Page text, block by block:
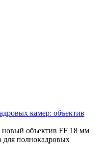
камер: объектив
новый объектив FF 18 мм
для полнокадровых